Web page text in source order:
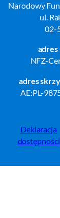
Narodowy
ul.
02-
NFZ-
adres
AE:PL-
Deklaracja
dostępności